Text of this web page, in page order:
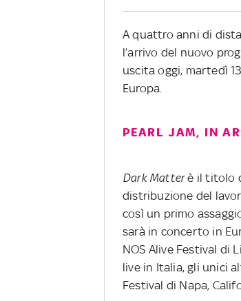
A quattro anni di
l’arrivo del nuovo
uscita oggi, martedì
Europa.
PEARL JAM, IN
Dark Matterè il titolo
distribuzione del
così un primo
sarà in concerto in
NOS Alive Festival
live in Italia, gli unici
Festival di Napa,